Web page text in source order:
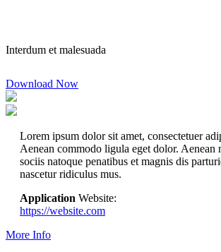
Interdum et malesuada
Download Now
Lorem ipsum dolor sit amet, consectetuer
Aenean commodo ligula eget dolor. Aenean
sociis natoque penatibus et magnis dis
nascetur ridiculus mus.
Application Website:
https://website.com
More Info